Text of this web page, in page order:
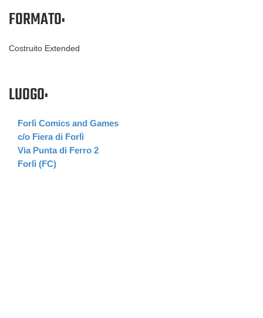
FORMATO:
Costruito Extended
LUOGO:
Forlì Comics and Games
c/o Fiera di Forlì
Via Punta di Ferro 2
Forlì (FC)